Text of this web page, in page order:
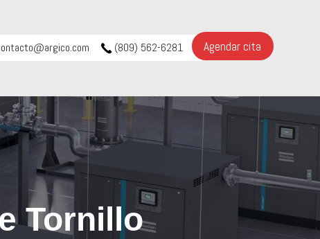
Agendar cita
(809) 562-6281
Tornillo